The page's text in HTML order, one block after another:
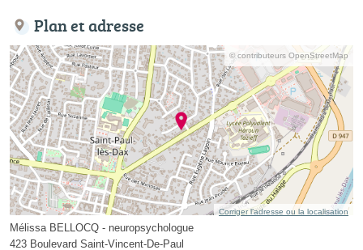
Plan et adresse
© contributeurs OpenStreetMap
Corriger l’adresse ou la localisation
Mélissa BELLOCQ - neuropsychologue
423 Boulevard Saint-Vincent-De-Paul